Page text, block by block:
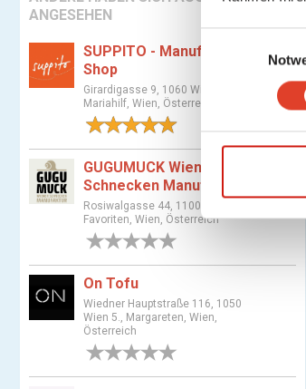
i
w
l
l
g
s
a
ANGESEHEN
SUPPITO - Manufaktur &
Shop
Girardigasse 9, 1060 Wien 6.,
Mariahilf, Wien, Österreich
GUGUMUCK Wiener
Schnecken Manufaktur
Rosiwalgasse 44, 1100 Wien 10.,
Favoriten, Wien, Österreich
On Tofu
Wiedner Hauptstraße 116, 1050
Wien 5., Margareten, Wien,
Österreich